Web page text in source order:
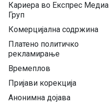
Кариера во Експрес Медиа
Груп
Комерцијална содржина
Платено политичко
рекламирање
Времеплов
Пријави корекција
Анонимна дојава